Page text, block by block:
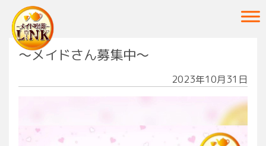
Main Navigation
〜メイドさん募集中〜
2023年10月31日